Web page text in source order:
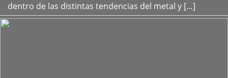
dentro de las distintas tendencias del metal y […]